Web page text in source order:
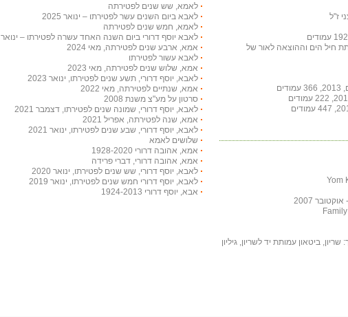
ז"ל
חיל הים וההוצאה לאור של
2007
ביטאון עמותת יד לשריון, גיליון
לאמא, שש שנים לפטירתה
לאבא ביום השנים עשר לפטירתו – ינואר 2025
לאמא, חמש שנים לפטירתה
לאבא יוסף דרורי ביום השנה האחד עשרה לפטירתו – ינואר 2025
אמא, ארבע שנים לפטירתה, מאי 2024
לאבא עשור לפטירתו
אמא, שלוש שנים לפטירתה, מאי 2023
לאבא, יוסף דרורי, תשע שנים לפטירתו, ינואר 2023
אמא, שנתיים לפטירתה, מאי 2022
סרטון על מע"צ משנת 2008
לאבא, יוסף דרורי, שמונה שנים לפטירתו, דצמבר 2021
אמא, שנה לפטירתה, אפריל 2021
לאבא, יוסף דרורי, שבע שנים לפטירתו, ינואר 2021
שלושים לאמא
אמא, אהובה דרורי 1928-2020
אמא, אהובה דרורי, דברי פרידה
לאבא, יוסף דרורי, שש שנים לפטירתו, ינואר 2020
לאבא, יוסף דרורי חמש שנים לפטירתו, ינואר 2019
אבא, יוסף דרורי 1924-2013